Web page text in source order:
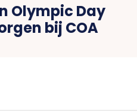
Olympic Day
bij COA